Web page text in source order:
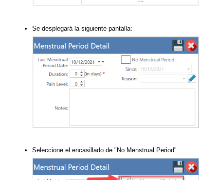
Se desplegará la siguiente pantalla:
Seleccione el encasillado de "No Menstrual Period".